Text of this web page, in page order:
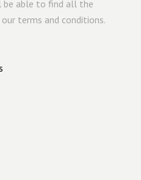
able to find all the
terms and conditions.